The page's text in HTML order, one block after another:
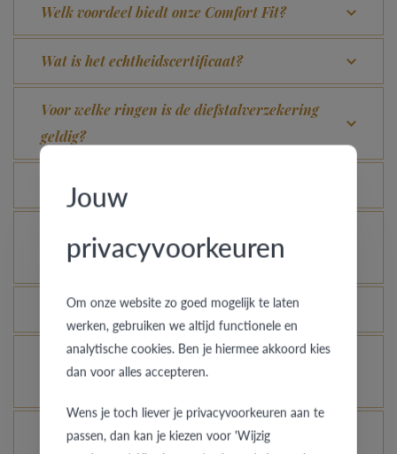
Welk voordeel biedt onze Comfort Fit?
Wat is het echtheidscertificaat?
Voor welke ringen is de diefstalverzekering
geldig?
Kan elke ring gegraveerd worden?
Hoe kan ik zien hoe de ring er uit ziet in een
andere kleur of breedte?
Hoe blijft je gouden ring er als nieuw uitzien?
Je gouden, platina of palladium ring nog meer
laten glanzen, kan dat?
Hoe vermijd je dat het gerhodineerd wit goud
Jouw
privacyvoorkeuren
Om onze website zo goed mogelijk te laten
werken, gebruiken we altijd functionele en
analytische cookies. Ben je hiermee akkoord kies
dan voor alles accepteren.
Wens je toch liever je privacyvoorkeuren aan te
passen, dan kan je kiezen voor 'Wijzig